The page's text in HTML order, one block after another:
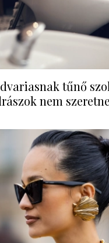
tűnő
nem